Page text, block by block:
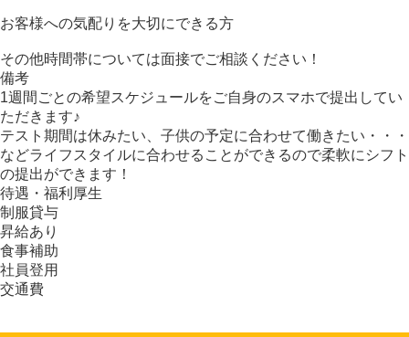
お客様への気配りを大切にできる方
その他時間帯については面接でご相談ください！
備考
1週間ごとの希望スケジュールをご自身のスマホで提出してい
ただきます♪
テスト期間は休みたい、子供の予定に合わせて働きたい・・・
などライフスタイルに合わせることができるので柔軟にシフト
の提出ができます！
待遇・福利厚生
制服貸与
昇給あり
食事補助
社員登用
交通費